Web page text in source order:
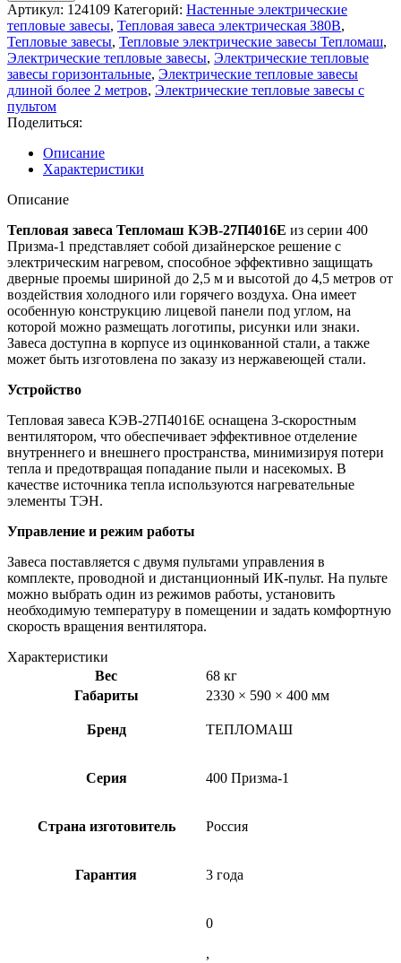
Артикул: 124109 Категорий: Настенные электрические
тепловые завесы, Тепловая завеса электрическая 380В,
Тепловые завесы, Тепловые электрические завесы Тепломаш,
Электрические тепловые завесы, Электрические тепловые
завесы горизонтальные, Электрические тепловые завесы
длиной более 2 метров, Электрические тепловые завесы с
пультом
Поделиться:
Описание
Характеристики
Описание
Тепловая завеса Тепломаш КЭВ-27П4016Е из серии 400
Призма-1 представляет собой дизайнерское решение с
электрическим нагревом, способное эффективно защищать
дверные проемы шириной до 2,5 м и высотой до 4,5 метров от
воздействия холодного или горячего воздуха. Она имеет
особенную конструкцию лицевой панели под углом, на
которой можно размещать логотипы, рисунки или знаки.
Завеса доступна в корпусе из оцинкованной стали, а также
может быть изготовлена по заказу из нержавеющей стали.
Устройство
Тепловая завеса КЭВ-27П4016Е оснащена 3-скоростным
вентилятором, что обеспечивает эффективное отделение
внутреннего и внешнего пространства, минимизируя потери
тепла и предотвращая попадание пыли и насекомых. В
качестве источника тепла используются нагревательные
элементы ТЭН.
Управление и режим работы
Завеса поставляется с двумя пультами управления в
комплекте, проводной и дистанционный ИК-пульт. На пульте
можно выбрать один из режимов работы, установить
необходимую температуру в помещении и задать комфортную
скорость вращения вентилятора.
Характеристики
Вес
68 кг
Габариты
2330 × 590 × 400 мм
Бренд ТЕПЛОМАШ
Серия 400 Призма-1
Страна изготовитель Россия
Гарантия 3 года
0
,